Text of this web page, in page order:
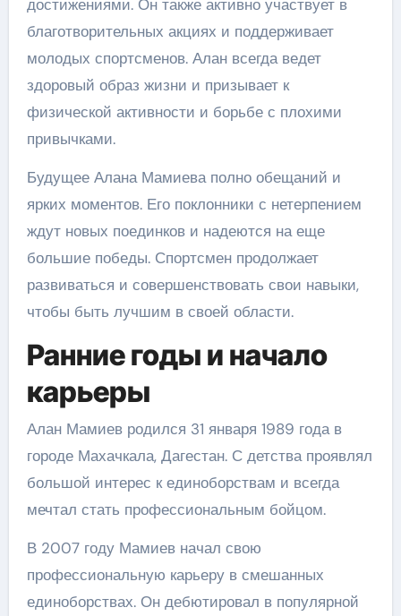
достижениями. Он также активно участвует в
благотворительных акциях и поддерживает
молодых спортсменов. Алан всегда ведет
здоровый образ жизни и призывает к
физической активности и борьбе с плохими
привычками.
Будущее Алана Мамиева полно обещаний и
ярких моментов. Его поклонники с нетерпением
ждут новых поединков и надеются на еще
большие победы. Спортсмен продолжает
развиваться и совершенствовать свои навыки,
чтобы быть лучшим в своей области.
Ранние годы и начало
карьеры
Алан Мамиев родился 31 января 1989 года в
городе Махачкала, Дагестан. С детства проявлял
большой интерес к единоборствам и всегда
мечтал стать профессиональным бойцом.
В 2007 году Мамиев начал свою
профессиональную карьеру в смешанных
единоборствах. Он дебютировал в популярной